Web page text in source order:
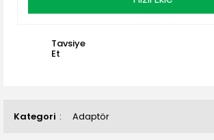
Kategori Adaptör
Tavsiye
Et